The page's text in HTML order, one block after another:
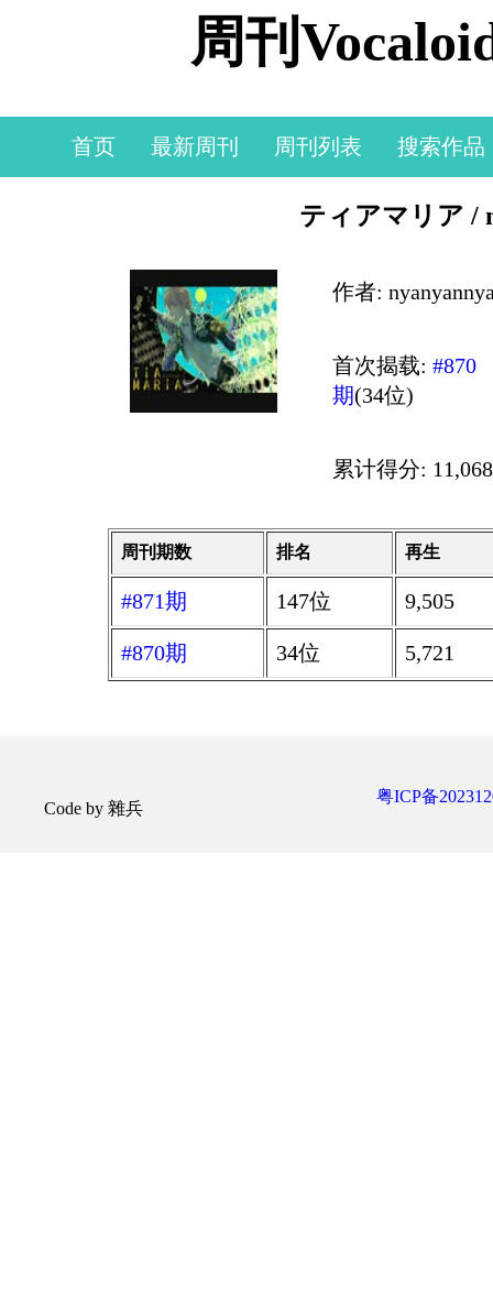
周刊
首页 最新周刊 周刊列表 搜索作品
ティアマリア /
作者:
首次揭载: #870
期(34位)
累计得分:
周刊期数 排名 再生
#871期 147位 9,505
#870期 34位 5,721
Code by 雜兵
粤ICP备